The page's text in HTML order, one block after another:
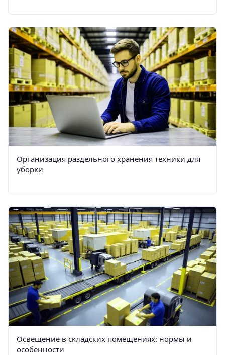
Организация раздельного хранения техники для
уборки
Освещение в складских помещениях: нормы и
особенности